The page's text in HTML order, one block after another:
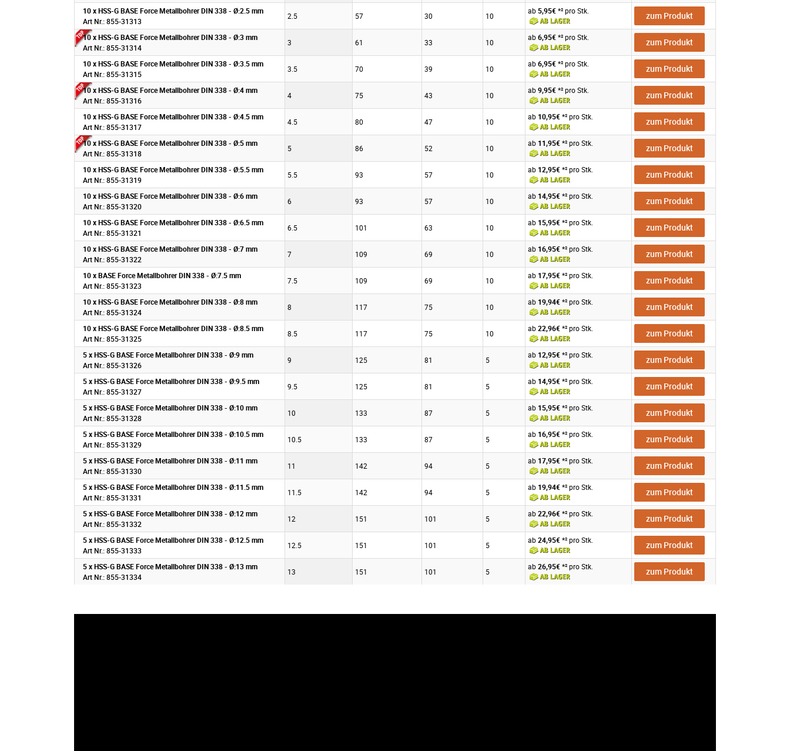
10 x HSS-G BASE Force Metallbohrer DIN 338 - Ø:2.5 mm
Art Nr.: 855-31313
2.5 57 30 10
ab5,95€*² pro Stk. zum Produkt
10 x HSS-G BASE Force Metallbohrer DIN 338 - Ø:3 mm
Art Nr.: 855-31314
3 61 33 10
ab6,95€*² pro Stk. zum Produkt
10 x HSS-G BASE Force Metallbohrer DIN 338 - Ø:3.5 mm
Art Nr.: 855-31315
3.5 70 39 10
ab6,95€*² pro Stk. zum Produkt
10 x HSS-G BASE Force Metallbohrer DIN 338 - Ø:4 mm
Art Nr.: 855-31316
4 75 43 10
ab9,95€*² pro Stk. zum Produkt
10 x HSS-G BASE Force Metallbohrer DIN 338 - Ø:4.5 mm
Art Nr.: 855-31317
4.5 80 47 10
ab 10,95€*² pro Stk. zum Produkt
10 x HSS-G BASE Force Metallbohrer DIN 338 - Ø:5 mm
Art Nr.: 855-31318
5 86 52 10
ab 11,95€*² pro Stk. zum Produkt
10 x HSS-G BASE Force Metallbohrer DIN 338 - Ø:5.5 mm
Art Nr.: 855-31319
5.5 93 57 10
ab 12,95€*² pro Stk. zum Produkt
10 x HSS-G BASE Force Metallbohrer DIN 338 - Ø:6 mm
Art Nr.: 855-31320
6 93 57 10
ab 14,95€*² pro Stk. zum Produkt
10 x HSS-G BASE Force Metallbohrer DIN 338 - Ø:6.5 mm
Art Nr.: 855-31321
6.5 101 63 10
ab 15,95€*² pro Stk. zum Produkt
10 x HSS-G BASE Force Metallbohrer DIN 338 - Ø:7 mm
Art Nr.: 855-31322
7 109 69 10
ab 16,95€*² pro Stk. zum Produkt
10 x BASE Force Metallbohrer DIN 338 - Ø:7.5 mm
Art Nr.: 855-31323
7.5 109 69 10
ab 17,95€*² pro Stk. zum Produkt
10 x HSS-G BASE Force Metallbohrer DIN 338 - Ø:8 mm
Art Nr.: 855-31324
8 117 75 10
ab 19,94€*² pro Stk. zum Produkt
10 x HSS-G BASE Force Metallbohrer DIN 338 - Ø:8.5 mm
Art Nr.: 855-31325
8.5 117 75 10
ab22,96€*² pro Stk. zum Produkt
5 x HSS-G BASE Force Metallbohrer DIN 338 - Ø:9 mm
Art Nr.: 855-31326
9 125 81 5
ab 12,95€*² pro Stk. zum Produkt
5 x HSS-G BASE Force Metallbohrer DIN 338 - Ø:9.5 mm
Art Nr.: 855-31327
9.5 125 81 5
ab 14,95€*² pro Stk. zum Produkt
5 x HSS-G BASE Force Metallbohrer DIN 338 - Ø:10 mm
Art Nr.: 855-31328
10 133 87 5
ab 15,95€*² pro Stk. zum Produkt
5 x HSS-G BASE Force Metallbohrer DIN 338 - Ø:10.5 mm
Art Nr.: 855-31329
10.5 133 87 5
ab 16,95€*² pro Stk. zum Produkt
5 x HSS-G BASE Force Metallbohrer DIN 338 - Ø:11 mm
Art Nr.: 855-31330
11 142 94 5
ab 17,95€*² pro Stk. zum Produkt
5 x HSS-G BASE Force Metallbohrer DIN 338 - Ø:11.5 mm
Art Nr.: 855-31331
11.5 142 94 5
ab 19,94€*² pro Stk. zum Produkt
5 x HSS-G BASE Force Metallbohrer DIN 338 - Ø:12 mm
Art Nr.: 855-31332
12 151 101 5
ab22,96€*² pro Stk. zum Produkt
5 x HSS-G BASE Force Metallbohrer DIN 338 - Ø:12.5 mm
Art Nr.: 855-31333
12.5 151 101 5
ab24,95€*² pro Stk. zum Produkt
5 x HSS-G BASE Force Metallbohrer DIN 338 - Ø:13 mm
Art Nr.: 855-31334
13 151 101 5
ab26,95€*² pro Stk. zum Produkt